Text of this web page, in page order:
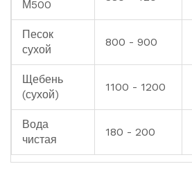
М500
Песок
сухой
800 - 900
Щебень
(сухой)
1100 - 1200
Вода
чистая
180 - 200